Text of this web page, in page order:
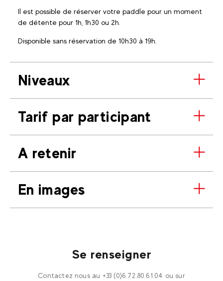
Il est possible de réserver votre paddle pour un moment
de détente pour 1h, 1h30 ou 2h.
Disponible sans réservation de 10h30 à 19h.
Niveaux
Tarif par participant
A retenir
En images
Se renseigner
Contactez nous au +33 (0)6.72.80.61.04 ou sur